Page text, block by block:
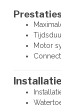
Motor
Installatie